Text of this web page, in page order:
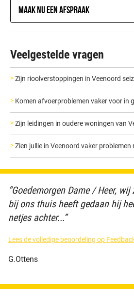
Maak nu een afspraak
Veelgestelde vragen
Zijn rioolverstoppingen in Veenoord
Komen afvoerproblemen vaker voor in
Zijn leidingen in oudere woningen van
Zien jullie in Veenoord vaker
“Goedemorgen Dame / Heer,
bij ons thuis heeft gedaan hij
netjes achter...”
Lees de volledige beoordeling op
G.Ottens